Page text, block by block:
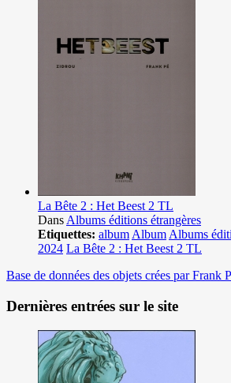
La Bête 2 : Het Beest 2 TL
Dans Albums éditions étrangères
Etiquettes: album Album Albums
2024 La Bête 2 : Het Beest 2 TL
Base de données des objets crées par Frank
Dernières entrées sur le site